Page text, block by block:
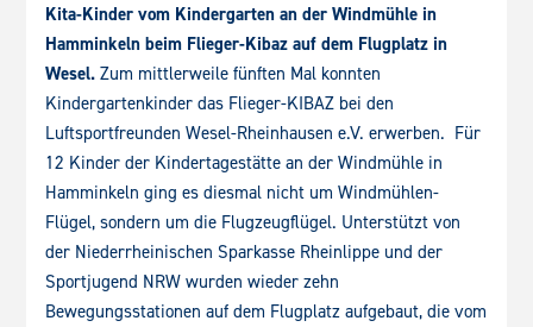
Kita-Kinder vom Kindergarten an der Windmühle in
Hamminkeln beim Flieger-Kibaz auf dem Flugplatz in
Wesel.Zum mittlerweile fünften Mal konnten
Kindergartenkinder das Flieger-KIBAZ bei den
Luftsportfreunden Wesel-Rheinhausen e.V. erwerben. Für
12 Kinder der Kindertagestätte an der Windmühle in
Hamminkeln ging es diesmal nicht um Windmühlen-
Flügel, sondern um die Flugzeugflügel. Unterstützt von
der Niederrheinischen Sparkasse Rheinlippe und der
Sportjugend NRW wurden wieder zehn
Bewegungsstationen auf dem Flugplatz aufgebaut, die vom